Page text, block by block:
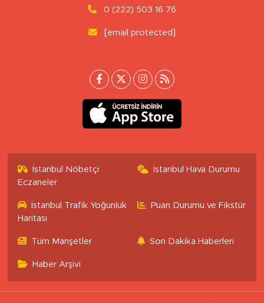
0 (222) 503 16 76
[email protected]
İstanbul Nöbetçi
Eczaneler
İstanbul Hava Durumu
İstanbul Trafik Yoğunluk
Haritası
Puan Durumu ve Fikstür
Tüm Manşetler Son Dakika Haberleri
Haber Arşivi